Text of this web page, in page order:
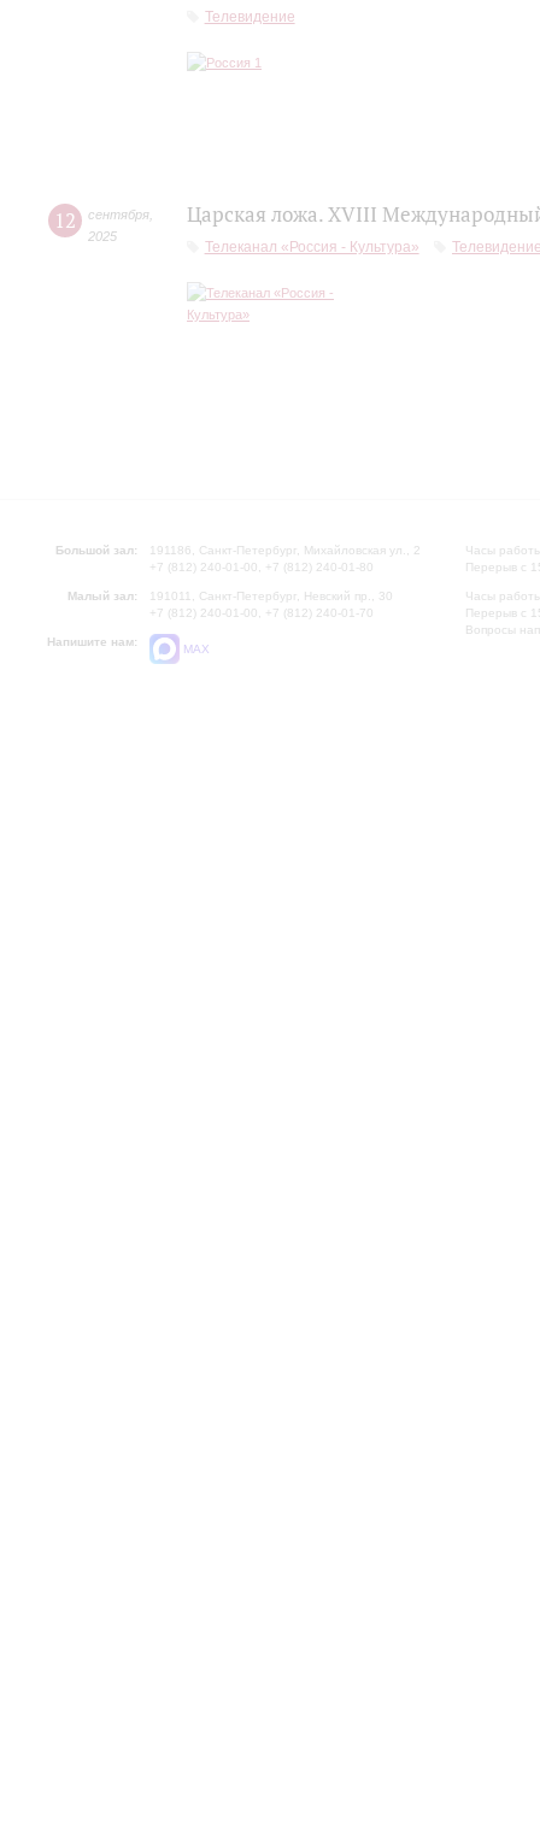
Телевидение
12 сентября
2025
Царская ложа. XVIII
Телеканал «Россия - Культура»
Большой зал:
191186, Санкт-Петербург, Михайловская ул., 2
+7 (812) 240-01-00, +7 (812) 240-01-80
Малый зал:
191011, Санкт-Петербург, Невский пр., 30
+7 (812) 240-01-00, +7 (812) 240-01-70
Напишите нам:
MAX
Часы
Перерыв с
Часы
Перерыв с
Вопросы